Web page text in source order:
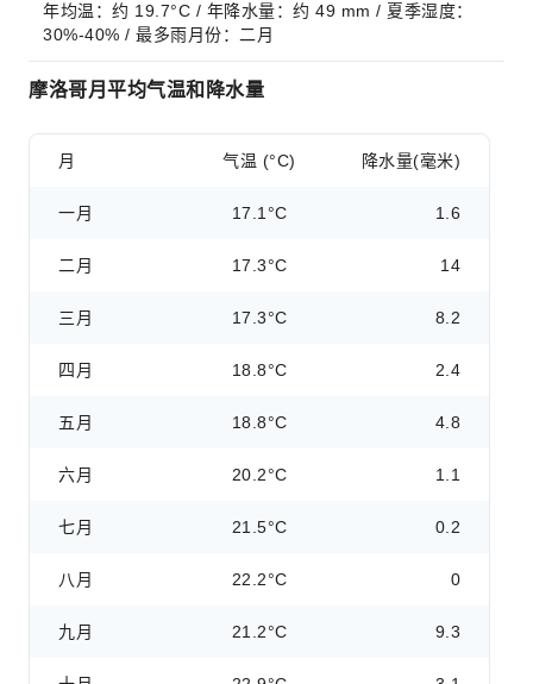
年均温：约 19.7°C / 年降水量：约 49 mm / 夏季湿度：
30%-40% / 最多雨月份：二月
摩洛哥月平均气温和降水量
月 气温 (°C) 降水量(毫米)
一月 17.1°C 1.6
二月 17.3°C 14
三月 17.3°C 8.2
四月 18.8°C 2.4
五月 18.8°C 4.8
六月 20.2°C 1.1
七月 21.5°C 0.2
八月 22.2°C 0
九月 21.2°C 9.3